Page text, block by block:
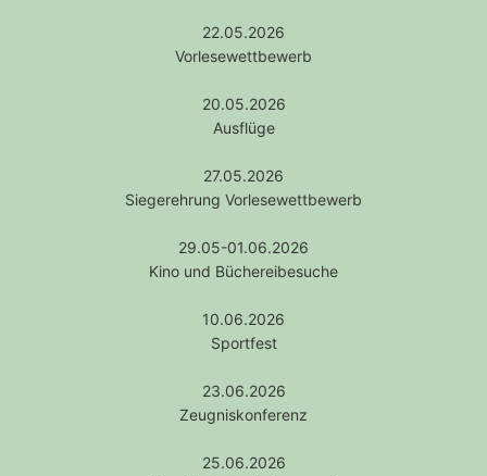
22.05.2026
Vorlesewettbewerb
20.05.2026
Ausflüge
27.05.2026
Siegerehrung Vorlesewettbewerb
29.05-01.06.2026
Kino und Büchereibesuche
10.06.2026
Sportfest
23.06.2026
Zeugniskonferenz
25.06.2026